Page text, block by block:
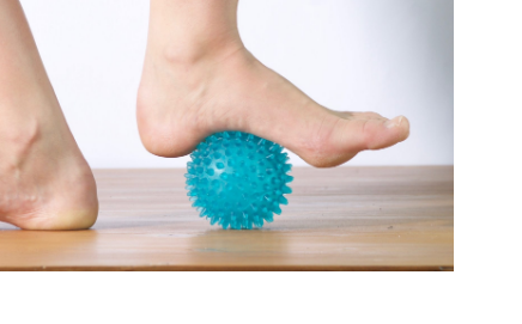
Sprunggelenksinstabilität
Physiotherapie Tanzphysiotherapie